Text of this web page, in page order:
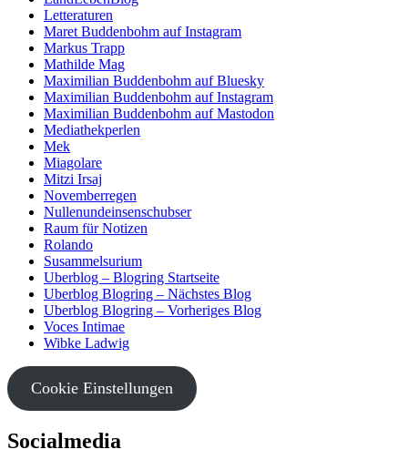
Letteraturen
Maret Buddenbohm auf Instagram
Markus Trapp
Mathilde Mag
Maximilian Buddenbohm auf Bluesky
Maximilian Buddenbohm auf Instagram
Maximilian Buddenbohm auf Mastodon
Mediathekperlen
Mek
Miagolare
Mitzi Irsaj
Novemberregen
Nullenundeinsenschubser
Raum für Notizen
Rolando
Susammelsurium
Uberblog – Blogring Startseite
Uberblog Blogring – Nächstes Blog
Uberblog Blogring – Vorheriges Blog
Voces Intimae
Wibke Ladwig
Cookie Einstellungen
Socialmedia